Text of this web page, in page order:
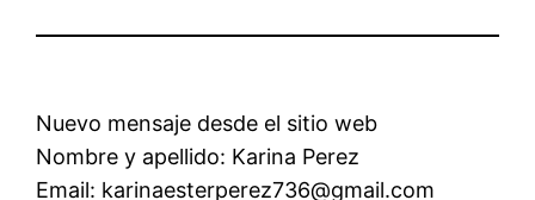
Nuevo mensaje desde el sitio web
Nombre y apellido: Karina Perez
Email: karinaesterperez736@gmail.com